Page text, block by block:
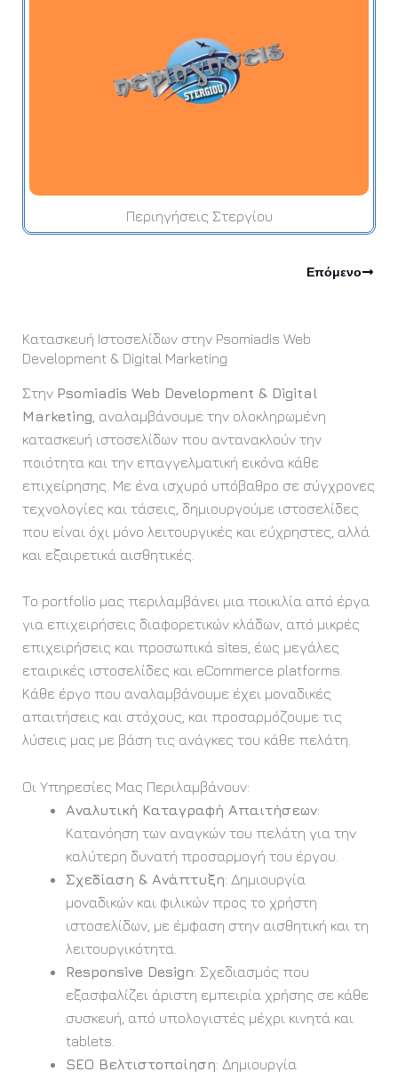
Περιηγήσεις Στεργίου
Επόμενο
Κατασκευή Ιστοσελίδων στην Psomiadis Web
Development & Digital Marketing
Στην Psomiadis Web Development & Digital
Marketing, αναλαμβάνουμε την ολοκληρωμένη
κατασκευή ιστοσελίδων που αντανακλούν την
ποιότητα και την επαγγελματική εικόνα κάθε
επιχείρησης. Με ένα ισχυρό υπόβαθρο σε σύγχρονες
τεχνολογίες και τάσεις, δημιουργούμε ιστοσελίδες
που είναι όχι μόνο λειτουργικές και εύχρηστες, αλλά
και εξαιρετικά αισθητικές.
Το portfolio μας περιλαμβάνει μια ποικιλία από έργα
για επιχειρήσεις διαφορετικών κλάδων, από μικρές
επιχειρήσεις και προσωπικά sites, έως μεγάλες
εταιρικές ιστοσελίδες και eCommerce platforms.
Κάθε έργο που αναλαμβάνουμε έχει μοναδικές
απαιτήσεις και στόχους, και προσαρμόζουμε τις
λύσεις μας με βάση τις ανάγκες του κάθε πελάτη.
Οι Υπηρεσίες Μας Περιλαμβάνουν:
Αναλυτική Καταγραφή Απαιτήσεων:
Κατανόηση των αναγκών του πελάτη για την
καλύτερη δυνατή προσαρμογή του έργου.
Σχεδίαση & Ανάπτυξη: Δημιουργία
μοναδικών και φιλικών προς το χρήστη
ιστοσελίδων, με έμφαση στην αισθητική και τη
λειτουργικότητα.
Responsive Design: Σχεδιασμός που
εξασφαλίζει άριστη εμπειρία χρήσης σε κάθε
συσκευή, από υπολογιστές μέχρι κινητά και
tablets.
SEO Βελτιστοποίηση: Δημιουργία